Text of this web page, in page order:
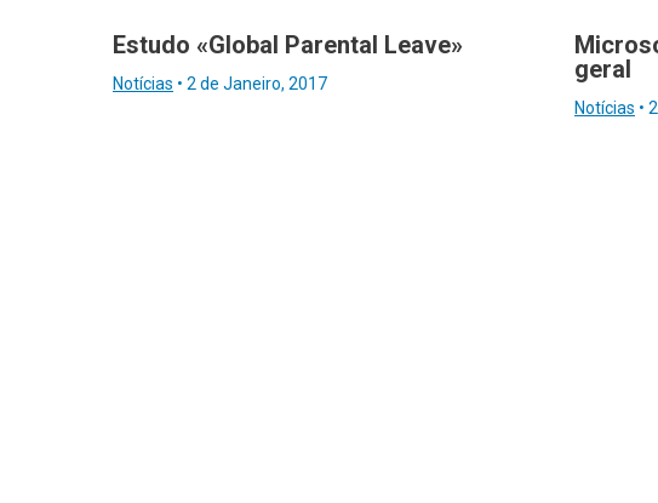
Estudo «Global Parental Leave»
Notícias • 2 de Janeiro, 2017
geral
Notícias •